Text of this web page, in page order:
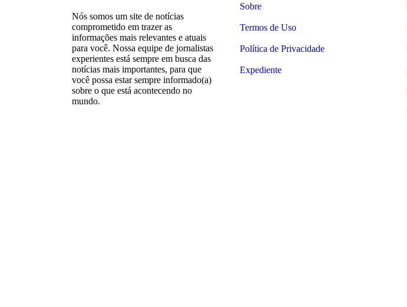
Nós somos um site de notícias
comprometido em trazer as
informações mais relevantes e atuais
para você. Nossa equipe de jornalistas
experientes está sempre em busca das
notícias mais importantes, para que
você possa estar sempre informado(a)
sobre o que está acontecendo no
mundo.
Sobre
Termos de Uso
Política de Privacidade
Expediente